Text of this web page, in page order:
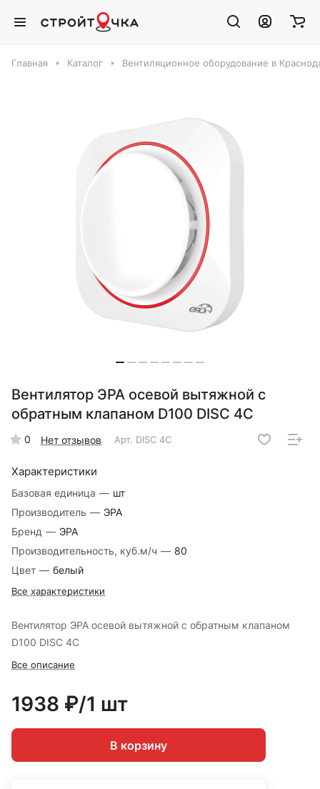
Главная Каталог Вентиляционное оборудование в
Вентилятор ЭРА осевой вытяжной с
обратным клапаном D100 DISC 4C
0 Нет отзывов Арт. DISC 4C
Характеристики
Базовая единица — шт
Производитель — ЭРА
Бренд — ЭРА
Производительность, куб.м/ч — 80
Цвет — белый
Все характеристики
Вентилятор ЭРА осевой вытяжной с обратным клапаном
D100 DISC 4C
Все описание
1938 ₽/1 шт
В корзину